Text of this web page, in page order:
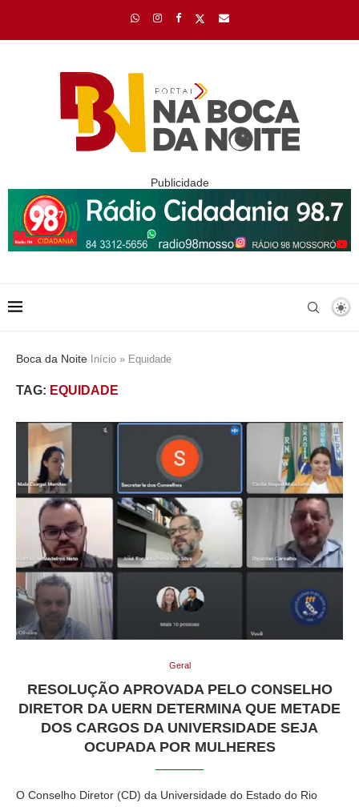
Publicidade
Boca da Noite Início » Equidade
TAG: EQUIDADE
Geral
RESOLUÇÃO APROVADA PELO CONSELHO
DIRETOR DA UERN DETERMINA QUE METADE
DOS CARGOS DA UNIVERSIDADE SEJA
OCUPADA POR MULHERES
O Conselho Diretor (CD) da Universidade do Estado do Rio